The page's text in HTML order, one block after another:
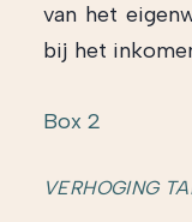
van het
bij het
Box 2
VERHOGING